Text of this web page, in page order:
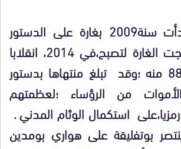
انها حملة ابتدأت سنة2009 بغارة على الدستور
للتمديد ؛ثم تأججت الغارة لتصبح،في 2014، انقلابا
بينا على المادة88 منه ؛وقد تبلغ منتهاها بدستور
من الرؤساء ؛لعظمتهم
استكمال الوئام المدني .
بوتفليقة على هواري بومدين